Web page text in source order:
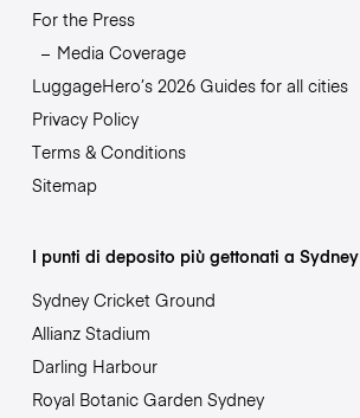
For the Press
Media Coverage
LuggageHero’s 2026 Guides for all cities
Privacy Policy
Terms & Conditions
Sitemap
I punti di deposito più gettonati a Sydney
Sydney Cricket Ground
Allianz Stadium
Darling Harbour
Royal Botanic Garden Sydney